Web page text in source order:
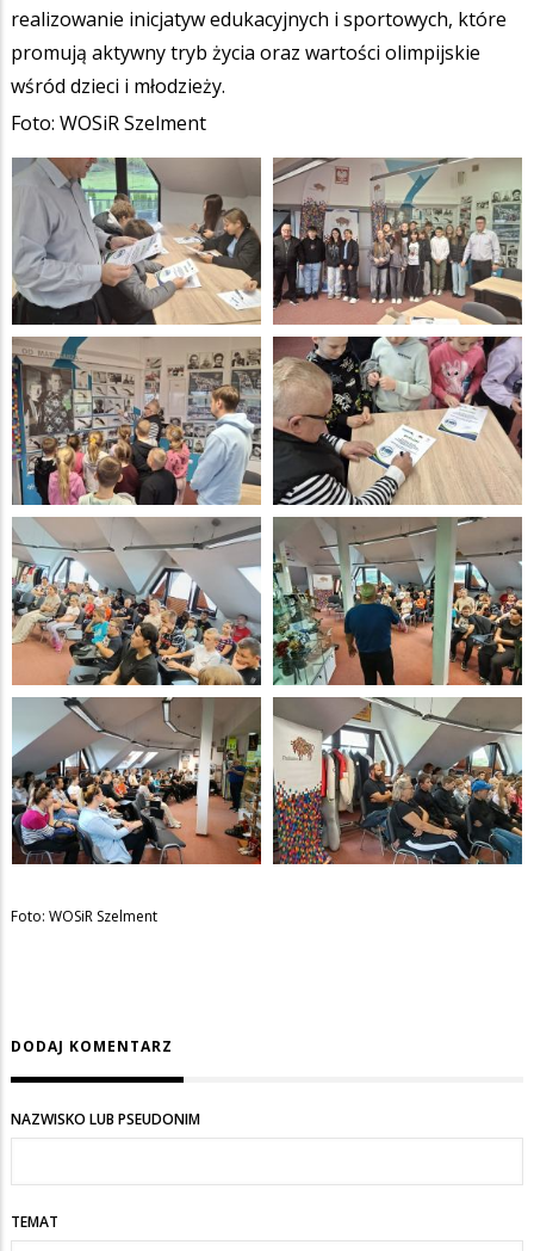
realizowanie inicjatyw edukacyjnych i sportowych, które
promują aktywny tryb życia oraz wartości olimpijskie
wśród dzieci i młodzieży.
Foto: WOSiR Szelment
Foto: WOSiR Szelment
DODAJ KOMENTARZ
NAZWISKO LUB PSEUDONIM
TEMAT